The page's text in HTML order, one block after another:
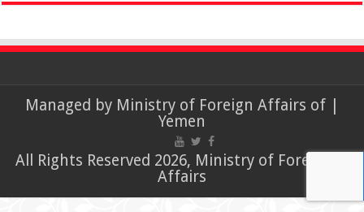
| Managed by
Ministry of Foreign Affairs of
Yemen
© All Rights Reserved 2026, Ministry of Foreign
Affairs